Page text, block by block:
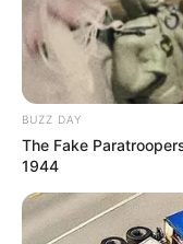
Beginn:
Ende:
Eintrittspreis:
Weitere
mern...
Oskars
BUZZ DAY
The Fake
1944